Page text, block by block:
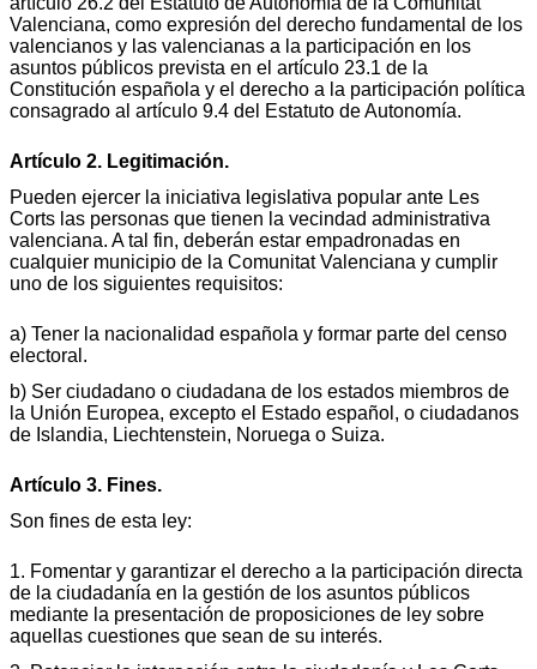
Valenciana, como expresión del derecho fundamental de los
valencianos y las valencianas a la participación en los
asuntos públicos prevista en el artículo 23.1 de la
Constitución española y el derecho a la participación política
consagrado al artículo 9.4 del Estatuto de Autonomía.
Artículo 2. Legitimación.
Pueden ejercer la iniciativa legislativa popular ante Les
Corts las personas que tienen la vecindad administrativa
valenciana. A tal fin, deberán estar empadronadas en
cualquier municipio de la Comunitat Valenciana y cumplir
uno de los siguientes requisitos:
a) Tener la nacionalidad española y formar parte del censo
electoral.
b) Ser ciudadano o ciudadana de los estados miembros de
la Unión Europea, excepto el Estado español, o ciudadanos
de Islandia, Liechtenstein, Noruega o Suiza.
Artículo 3. Fines.
Son fines de esta ley:
1. Fomentar y garantizar el derecho a la participación directa
de la ciudadanía en la gestión de los asuntos públicos
mediante la presentación de proposiciones de ley sobre
aquellas cuestiones que sean de su interés.